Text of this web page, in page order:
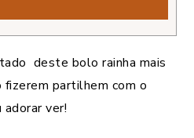
deste bolo rainha mais
partilhem com o
adorar ver!